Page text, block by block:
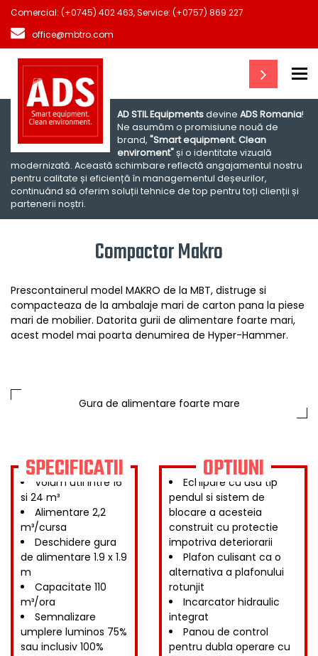
Comercial: (+0745) 402 463, Service: (+0757) 869 227
office@mbtro.com
AD STIL Equipmentsdevine ADS Romania!
Ne asumăm o promisiune nouă de
brand, "Smart equipment. Clean
enviroment"și o identitate vizuală
modernizată. Această schimbare reflectă angajamentul nostru
pentru calitate și eficiență în managementul deșeurilor,
continuând să oferim soluții tehnice de top pentru toți clienții și
partenerii noștri.
Compactor Makro
Prescontainerul model MAKRO de la MBT, distruge si
compacteaza de la ambalaje mari de carton pana la piese
mari de mobilier. Datorita gurii de alimentare foarte mari,
acest model mai poarta denumirea de Hyper-Hammer.
Gura de alimentare foarte mare
SPECIFICATII
Volum util intre 16
si 24 m³
Alimentare 2,2
m³/cursa
Deschidere gura
de alimentare 1.9 x 1.9
m
Capacitate 110
m³/ora
Semnalizare
umplere luminos 75%
sau inclusiv 100%
OPTIUNI
Echipare cu usa tip
pendul si sistem de
blocare a acesteia
construit cu protectie
impotriva deteriorarii
Plafon culisant ca o
alternativa a plafonului
rotunjit
Incarcator hidraulic
integrat
Panou de control
pentru dubla operare cu